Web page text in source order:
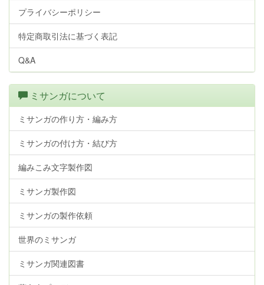
プライバシーポリシー
特定商取引法に基づく表記
Q&A
ミサンガについて
ミサンガの作り方・編み方
ミサンガの付け方・結び方
編みこみ文字製作図
ミサンガ製作図
ミサンガの製作依頼
世界のミサンガ
ミサンガ関連図書